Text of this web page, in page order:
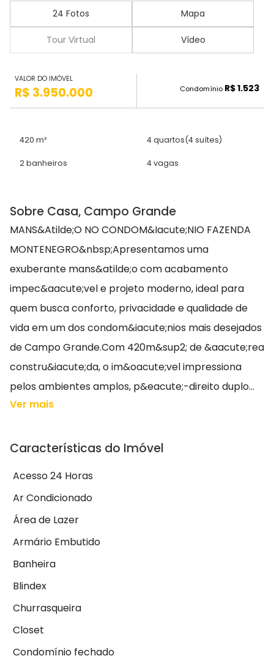
24 Fotos Mapa
Tour Virtual Vídeo
VALOR DO IMÓVEL
R$ 3.950.000 Condomínio R$ 1.523
420 m² 4 quartos(4 suítes)
2 banheiros 4 vagas
Sobre Casa, Campo Grande
MANS&Atilde;O NO CONDOM&Iacute;NIO FAZENDA
MONTENEGRO&nbsp;Apresentamos uma
exuberante mans&atilde;o com acabamento
impec&aacute;vel e projeto moderno, ideal para
quem busca conforto, privacidade e qualidade de
vida em um dos condom&iacute;nios mais desejados
de Campo Grande.Com 420m&sup2; de &aacute;rea
constru&iacute;da, o im&oacute;vel impressiona
pelos ambientes amplos, p&eacute;-direito duplo...
Ver mais
Características do Imóvel
Acesso 24 Horas
Ar Condicionado
Área de Lazer
Armário Embutido
Banheira
Blindex
Churrasqueira
Closet
Condomínio fechado